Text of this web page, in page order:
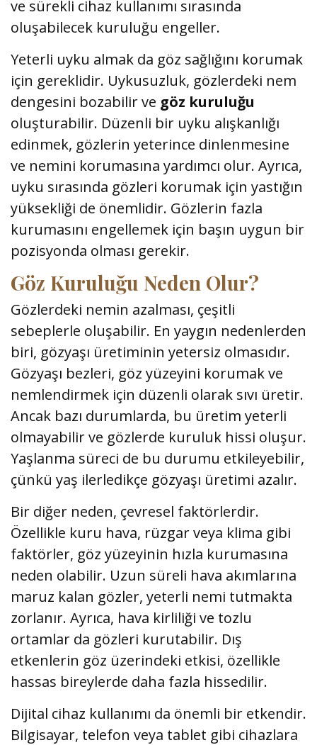
ve sürekli cihaz kullanımı sırasında
oluşabilecek kuruluğu engeller.
Yeterli uyku almak da göz sağlığını korumak
için gereklidir. Uykusuzluk, gözlerdeki nem
dengesini bozabilir ve göz kuruluğu
oluşturabilir. Düzenli bir uyku alışkanlığı
edinmek, gözlerin yeterince dinlenmesine
ve nemini korumasına yardımcı olur. Ayrıca,
uyku sırasında gözleri korumak için yastığın
yüksekliği de önemlidir. Gözlerin fazla
kurumasını engellemek için başın uygun bir
pozisyonda olması gerekir.
Göz Kuruluğu Neden Olur?
Gözlerdeki nemin azalması, çeşitli
sebeplerle oluşabilir. En yaygın nedenlerden
biri, gözyaşı üretiminin yetersiz olmasıdır.
Gözyaşı bezleri, göz yüzeyini korumak ve
nemlendirmek için düzenli olarak sıvı üretir.
Ancak bazı durumlarda, bu üretim yeterli
olmayabilir ve gözlerde kuruluk hissi oluşur.
Yaşlanma süreci de bu durumu etkileyebilir,
çünkü yaş ilerledikçe gözyaşı üretimi azalır.
Bir diğer neden, çevresel faktörlerdir.
Özellikle kuru hava, rüzgar veya klima gibi
faktörler, göz yüzeyinin hızla kurumasına
neden olabilir. Uzun süreli hava akımlarına
maruz kalan gözler, yeterli nemi tutmakta
zorlanır. Ayrıca, hava kirliliği ve tozlu
ortamlar da gözleri kurutabilir. Dış
etkenlerin göz üzerindeki etkisi, özellikle
hassas bireylerde daha fazla hissedilir.
Dijital cihaz kullanımı da önemli bir etkendir.
Bilgisayar, telefon veya tablet gibi cihazlara